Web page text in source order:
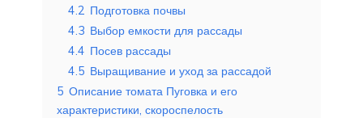
4.2 Подготовка почвы
4.3 Выбор емкости для рассады
4.4 Посев рассады
4.5 Выращивание и уход за рассадой
5 Описание томата Пуговка и его
характеристики, скороспелость